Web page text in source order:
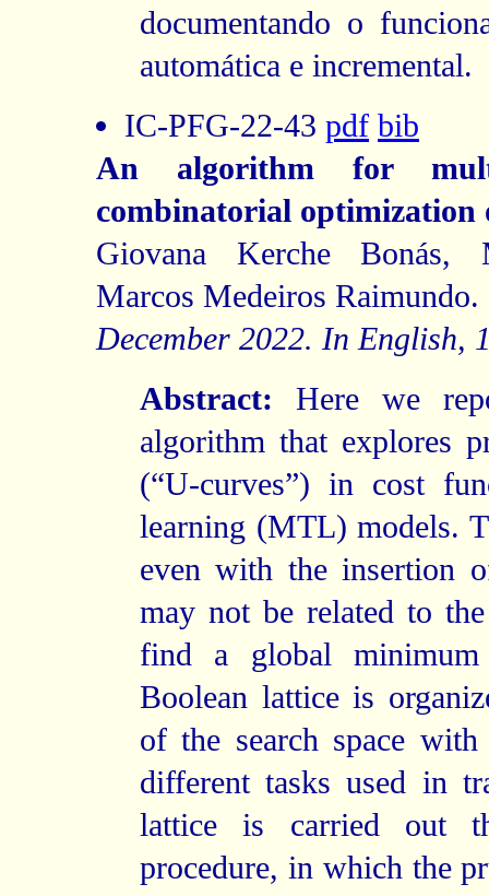
documentando o
automática e incremental.
IC-PFG-22-43 pdf bib
An algorithm for
combinatorial optimization
Giovana Kerche
Marcos Medeiros Raimundo.
December 2022. In English,
Abstract: Here we
algorithm that explores
(“U-curves”) in cost
learning (MTL) models.
even with the insertion
may not be related to
find a global
Boolean lattice is
of the search space
different tasks used in
lattice is carried out
procedure, in which the